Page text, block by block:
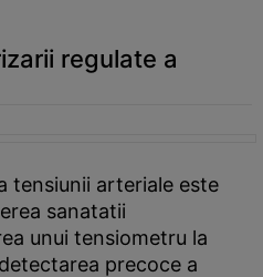
regulate a
tensiunii arteriale este
sanatatii
unui tensiometru la
precoce a